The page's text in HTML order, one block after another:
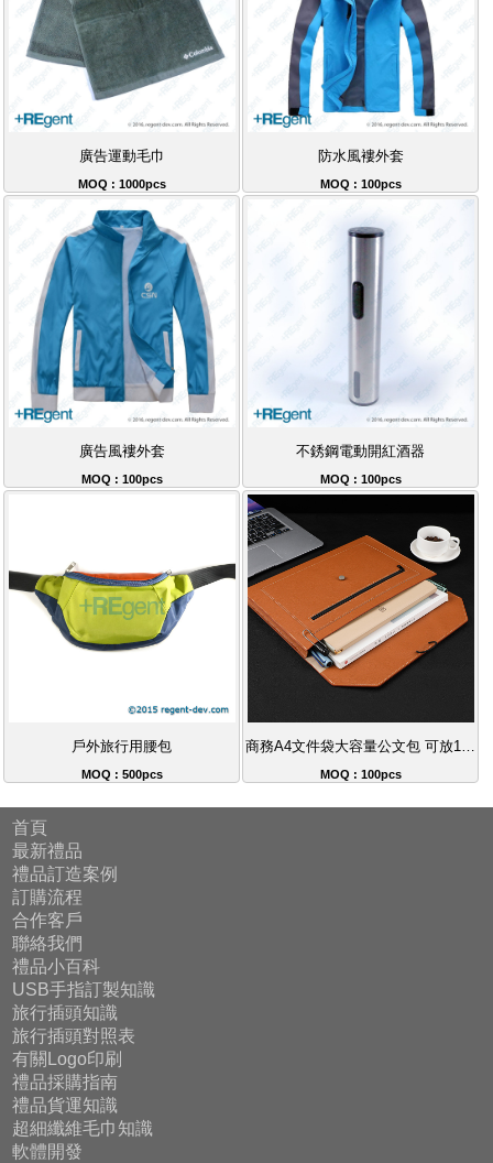
廣告運動毛巾
MOQ : 1000pcs
防水風褸外套
MOQ : 100pcs
廣告風褸外套
MOQ : 100pcs
不銹鋼電動開紅酒器
MOQ : 100pcs
戶外旅行用腰包
MOQ : 500pcs MOQ : 100pcs
首頁
最新禮品
禮品訂造案例
訂購流程
合作客戶
聯絡我們
禮品小百科
USB手指訂製知識
旅行插頭知識
旅行插頭對照表
有關Logo印刷
禮品採購指南
禮品貨運知識
超細纖維毛巾知識
軟體開發